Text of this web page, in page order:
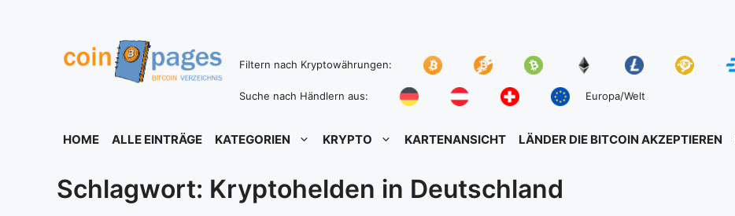
Filtern nach Kryptowährungen:
Suche nach Händlern aus: Europa/Welt
HOME ALLE EINTRÄGE KATEGORIEN KRYPTO KARTENANSICHT LÄNDER DIE BITCOIN AKZEPTIEREN
Schlagwort: Kryptohelden in Deutschland